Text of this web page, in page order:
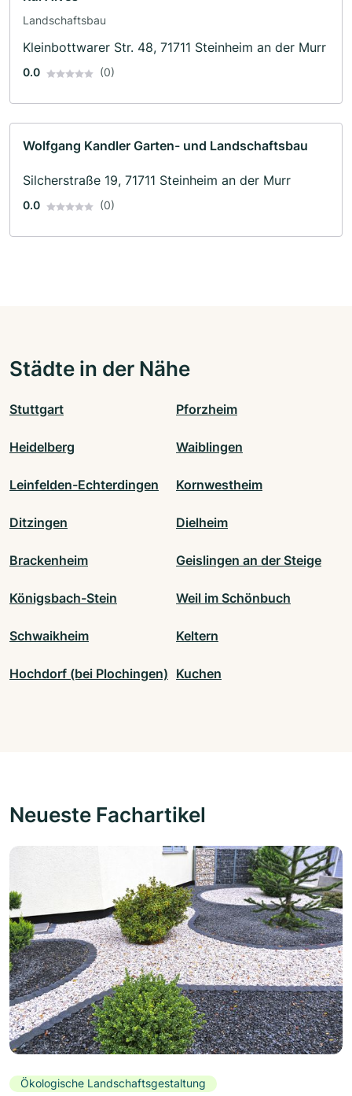
Landschaftsbau
Kleinbottwarer Str. 48, 71711 Steinheim an der Murr
0.0 (0)
Wolfgang Kandler Garten- und Landschaftsbau
Silcherstraße 19, 71711 Steinheim an der Murr
0.0 (0)
Städte in der Nähe
Stuttgart Pforzheim
Heidelberg Waiblingen
Leinfelden-Echterdingen Kornwestheim
Ditzingen Dielheim
Brackenheim Geislingen an der Steige
Königsbach-Stein Weil im Schönbuch
Schwaikheim Keltern
Hochdorf (bei Plochingen) Kuchen
Neueste Fachartikel
Ökologische Landschaftsgestaltung